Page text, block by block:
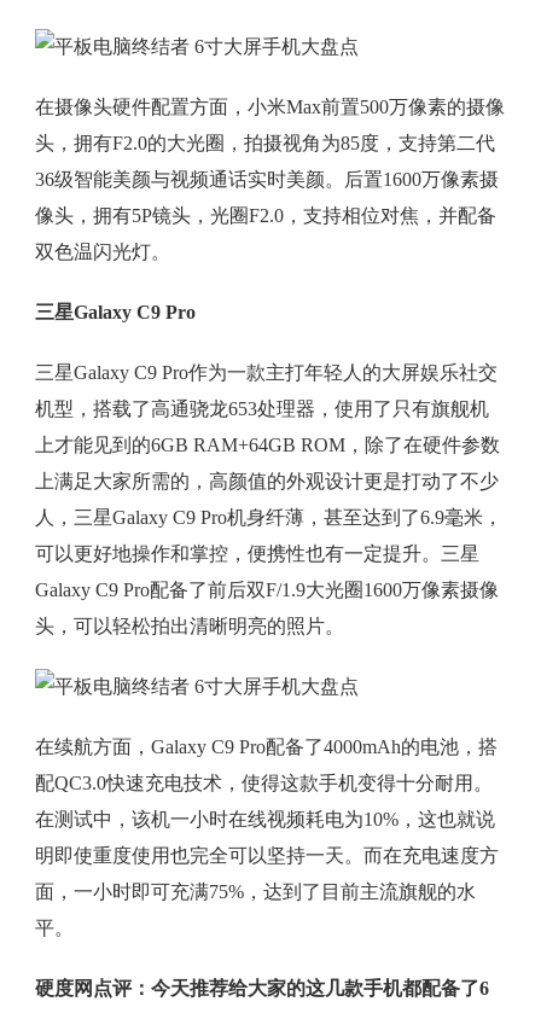
在摄像头硬件配置方面，小米Max前置500万像素的摄像
头，拥有F2.0的大光圈，拍摄视角为85度，支持第二代
36级智能美颜与视频通话实时美颜。后置1600万像素摄
像头，拥有5P镜头，光圈F2.0，支持相位对焦，并配备
双色温闪光灯。
三星Galaxy C9 Pro
三星Galaxy C9 Pro作为一款主打年轻人的大屏娱乐社交
机型，搭载了高通骁龙653处理器，使用了只有旗舰机
上才能见到的6GB RAM+64GB ROM，除了在硬件参数
上满足大家所需的，高颜值的外观设计更是打动了不少
人，三星Galaxy C9 Pro机身纤薄，甚至达到了6.9毫米，
可以更好地操作和掌控，便携性也有一定提升。三星
Galaxy C9 Pro配备了前后双F/1.9大光圈1600万像素摄像
头，可以轻松拍出清晰明亮的照片。
在续航方面，Galaxy C9 Pro配备了4000mAh的电池，搭
配QC3.0快速充电技术，使得这款手机变得十分耐用。
在测试中，该机一小时在线视频耗电为10%，这也就说
明即使重度使用也完全可以坚持一天。而在充电速度方
面，一小时即可充满75%，达到了目前主流旗舰的水
平。
硬度网点评：今天推荐给大家的这几款手机都配备了6